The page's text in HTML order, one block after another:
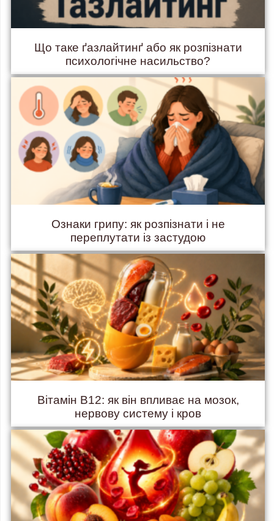
Що таке ґазлайтинґ або як розпізнати
психологічне насильство?
Ознаки грипу: як розпізнати і не
переплутати із застудою
Вітамін B12: як він впливає на мозок,
нервову систему і кров